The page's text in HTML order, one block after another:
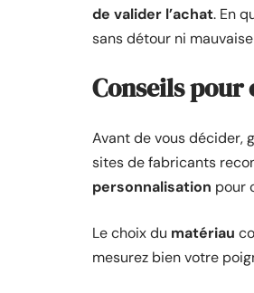
de valider l’achat. En
sans détour ni
Conseils pour
Avant de vous décider,
sites de fabricants
personnalisation pour
Le choix du matériau
mesurez bien votre